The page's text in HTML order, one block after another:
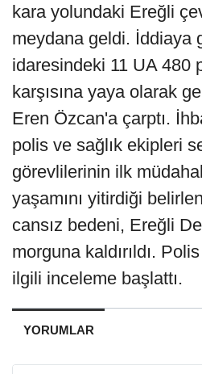
kara yolundaki Ereğli
meydana geldi. İddiaya
idaresindeki 11 UA 480
karşısına yaya olarak
Eren Özcan'a çarptı.
polis ve sağlık ekipleri
görevlilerinin ilk
yaşamını yitirdiği
cansız bedeni, Ereğli
morguna kaldırıldı.
ilgili inceleme başlattı.
YORUMLAR